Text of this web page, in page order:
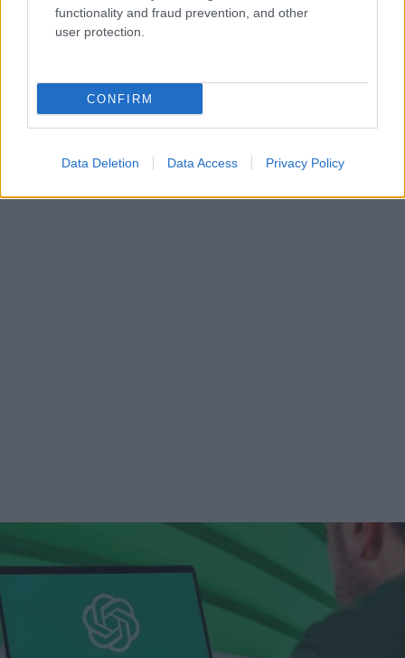
functionality and fraud prevention, and other
user protection.
CONFIRM
Data Deletion Data Access Privacy Policy
Krievija atsakās
pārtraukt vai iesaldēt
kāda konkrēta prasība
“Izlīda
žurnālistu Ivo Leitānu